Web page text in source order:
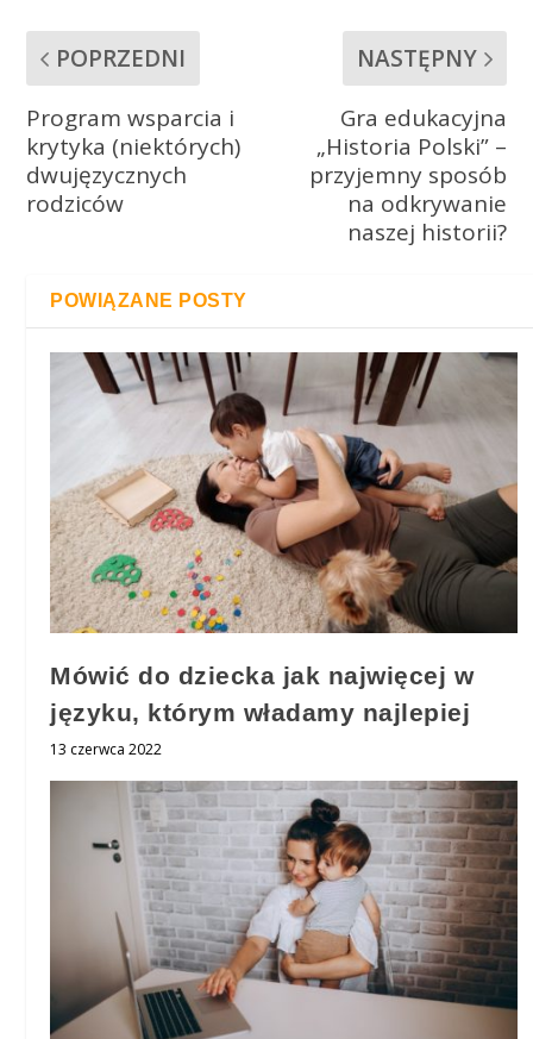
POPRZEDNI
Program wsparcia i
krytyka (niektórych)
dwujęzycznych
rodziców
NASTĘPNY
Gra edukacyjna
„Historia Polski” –
przyjemny sposób
na odkrywanie
naszej historii?
POWIĄZANE POSTY
Mówić do dziecka jak najwięcej w
języku, którym władamy najlepiej
13 czerwca 2022